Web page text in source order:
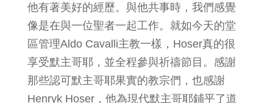
他有著美好的經歷。與他共事時，我們感覺
像是在與一位聖者一起工作。就如今天的堂
區管理Aldo Cavalli主教一樣，Hoser真的很
享受默主哥耶，並全程參與祈禱節目。感謝
那些認可默主哥耶果實的教宗們，也感謝
Henryk Hoser，他為現代默主哥耶鋪平了道